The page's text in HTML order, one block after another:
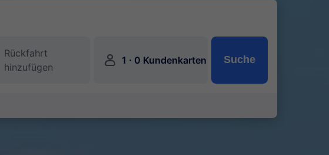
Rückfahrt
hinzufügen
󱍂 1 · 0 Kundenkarten Suche